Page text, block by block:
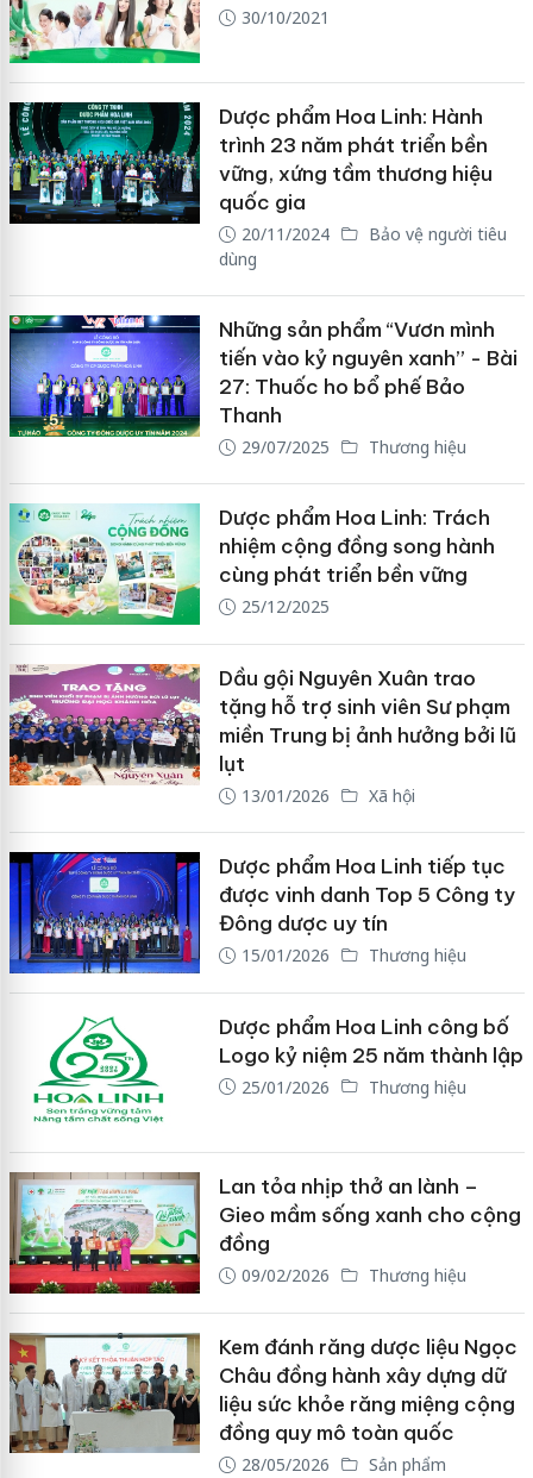
30/10/2021
Dược phẩm Hoa Linh: Hành
trình 23 năm phát triển bền
vững, xứng tầm thương hiệu
quốc gia
20/11/2024
Bảo vệ người tiêu
dùng
Những sản phẩm “Vươn mình
tiến vào kỷ nguyên xanh” - Bài
27: Thuốc ho bổ phế Bảo
Thanh
29/07/2025 Thương hiệu
Dược phẩm Hoa Linh: Trách
nhiệm cộng đồng song hành
cùng phát triển bền vững
25/12/2025
Dầu gội Nguyên Xuân trao
tặng hỗ trợ sinh viên Sư phạm
miền Trung bị ảnh hưởng bởi lũ
lụt
13/01/2026 Xã hội
Dược phẩm Hoa Linh tiếp tục
được vinh danh Top 5 Công ty
Đông dược uy tín
15/01/2026 Thương hiệu
Dược phẩm Hoa Linh công bố
Logo kỷ niệm 25 năm thành lập
25/01/2026 Thương hiệu
Lan tỏa nhịp thở an lành –
Gieo mầm sống xanh cho cộng
đồng
09/02/2026 Thương hiệu
Kem đánh răng dược liệu Ngọc
Châu đồng hành xây dựng dữ
liệu sức khỏe răng miệng cộng
đồng quy mô toàn quốc
28/05/2026 Sản phẩm